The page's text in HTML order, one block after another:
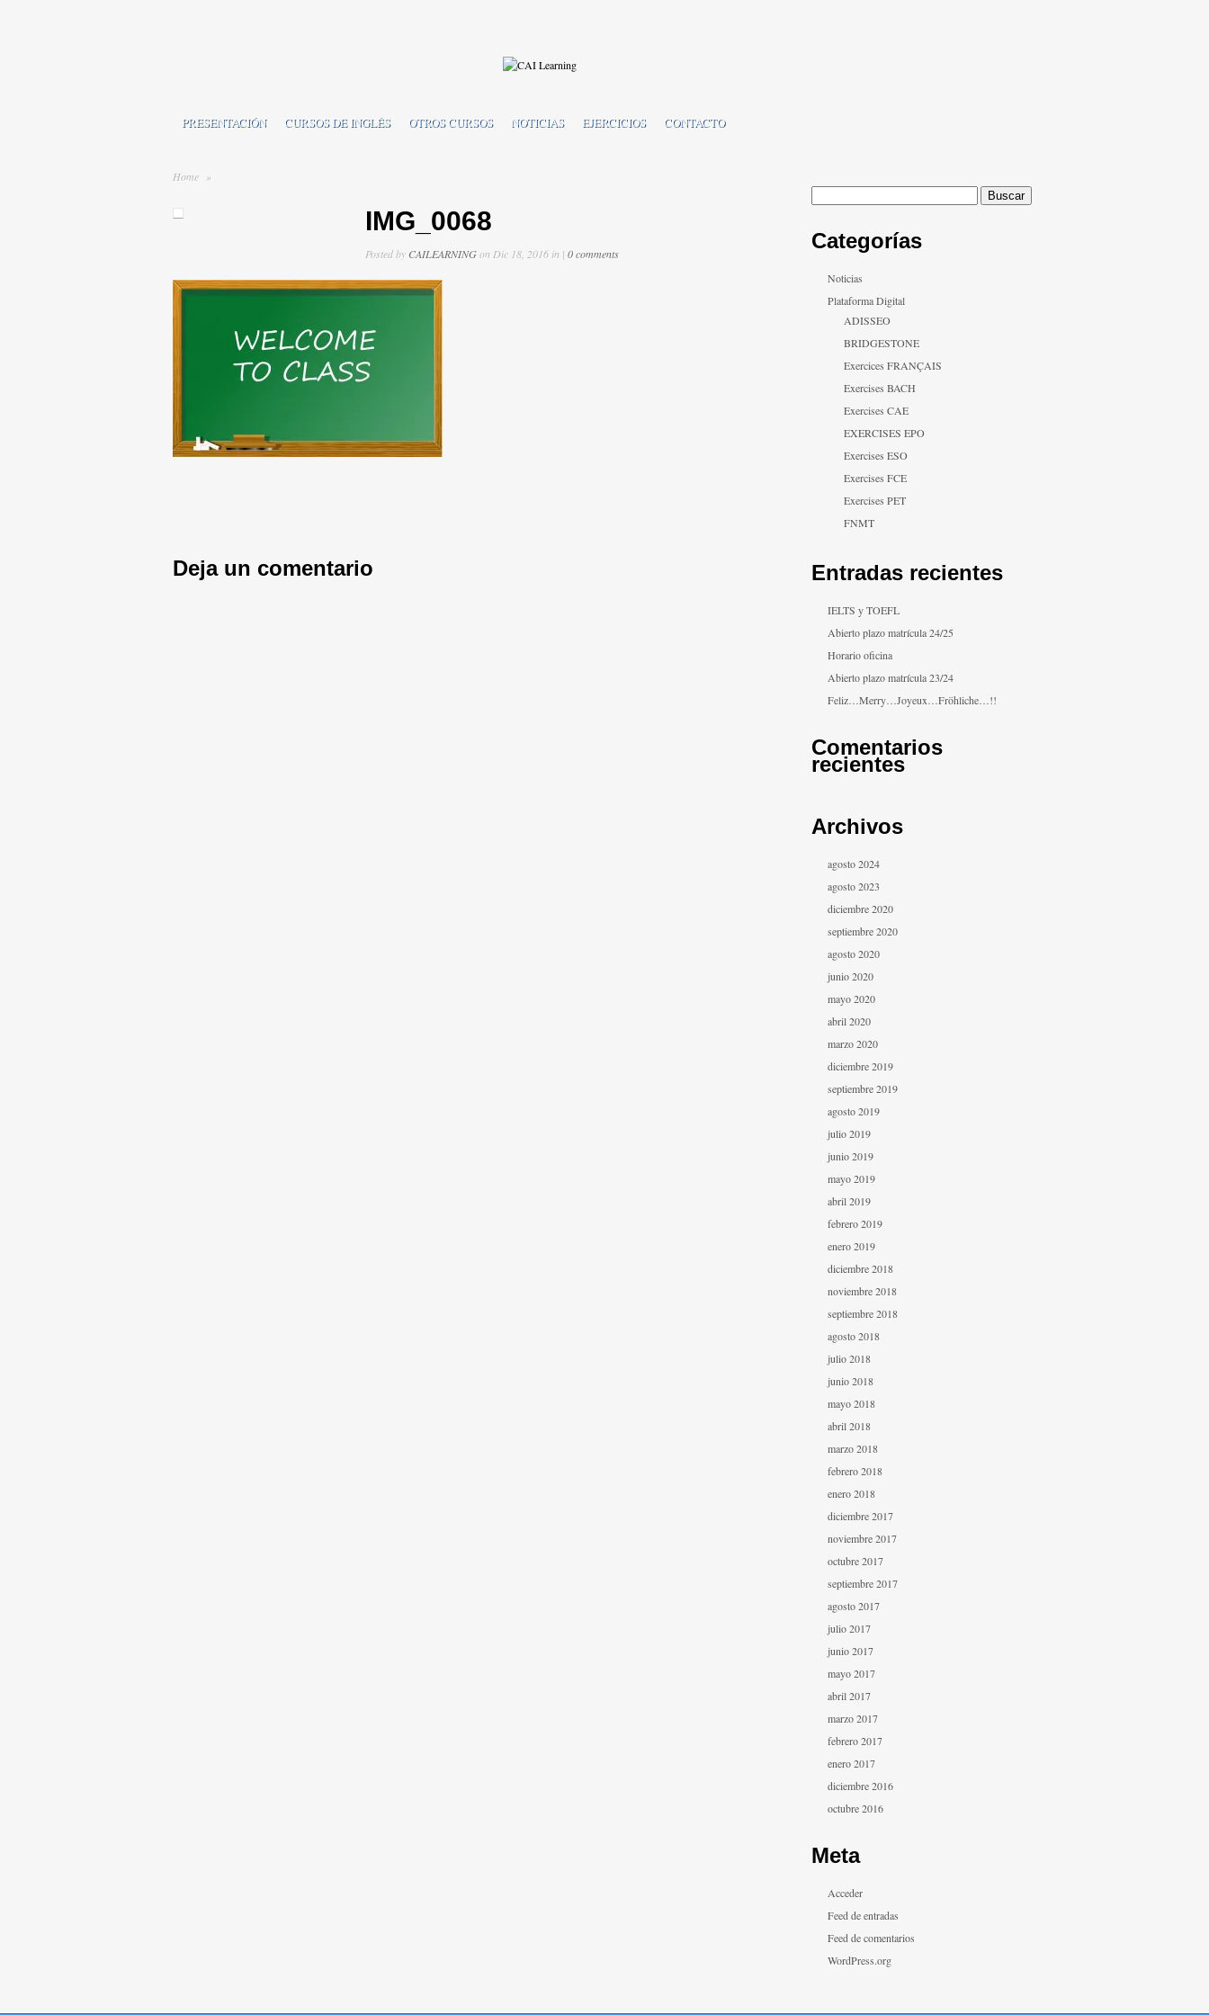
PRESENTACIÓN CURSOS DE INGLÉS OTROS CURSOS NOTICIAS EJERCICIOS CONTACTO
Home »
IMG_0068
Posted by CAILEARNINGon Dic 18, 2016 in | 0 comments
Deja un comentario
Categorías
Noticias
Plataforma Digital
ADISSEO
BRIDGESTONE
Exercices FRANÇAIS
Exercises BACH
Exercises CAE
EXERCISES EPO
Exercises ESO
Exercises FCE
Exercises PET
FNMT
Entradas recientes
IELTS y TOEFL
Abierto plazo matrícula 24/25
Horario oficina
Abierto plazo matrícula 23/24
Feliz…Merry…Joyeux…Fröhliche…!!
Comentarios
recientes
Archivos
agosto 2024
agosto 2023
diciembre 2020
septiembre 2020
agosto 2020
junio 2020
mayo 2020
abril 2020
marzo 2020
diciembre 2019
septiembre 2019
agosto 2019
julio 2019
junio 2019
mayo 2019
abril 2019
febrero 2019
enero 2019
diciembre 2018
noviembre 2018
septiembre 2018
agosto 2018
julio 2018
junio 2018
mayo 2018
abril 2018
marzo 2018
febrero 2018
enero 2018
diciembre 2017
noviembre 2017
octubre 2017
septiembre 2017
agosto 2017
julio 2017
junio 2017
mayo 2017
abril 2017
marzo 2017
febrero 2017
enero 2017
diciembre 2016
octubre 2016
Meta
Acceder
Feed de entradas
Feed de comentarios
WordPress.org